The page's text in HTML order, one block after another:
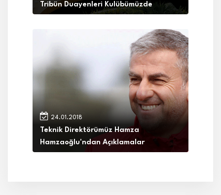
Tribün Duayenleri Kulübümüzde
24.01.2018
Teknik Direktörümüz Hamza
Hamzaoğlu'ndan Açıklamalar